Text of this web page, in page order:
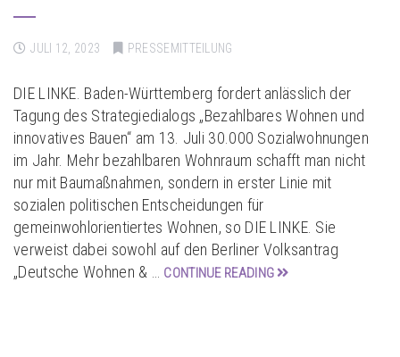
JULI 12, 2023 PRESSEMITTEILUNG
DIE LINKE. Baden-Württemberg fordert anlässlich der
Tagung des Strategiedialogs „Bezahlbares Wohnen und
innovatives Bauen“ am 13. Juli 30.000 Sozialwohnungen
im Jahr. Mehr bezahlbaren Wohnraum schafft man nicht
nur mit Baumaßnahmen, sondern in erster Linie mit
sozialen politischen Entscheidungen für
gemeinwohlorientiertes Wohnen, so DIE LINKE. Sie
verweist dabei sowohl auf den Berliner Volksantrag
„Deutsche Wohnen & …
CONTINUE READING